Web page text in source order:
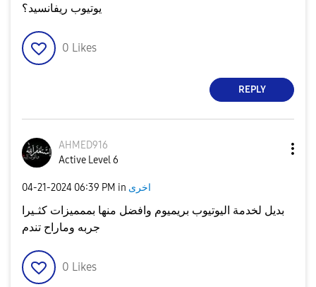
يوتيوب ريفانسيد؟
0 Likes
REPLY
AHMED916
Active Level 6
‎04-21-2024 06:39 PM in اخرى
بديل لخدمة اليوتيوب بريميوم وافضل منها بممميزات كثـيرا
جربه وماراح تندم
0 Likes